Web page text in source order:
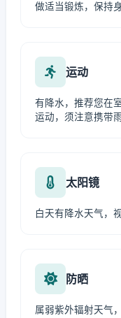
做适当锻炼，保持
运动
有降水，推荐您在
运动，须注意携带
太阳镜
白天有降水天气，
防晒
属弱紫外辐射天气